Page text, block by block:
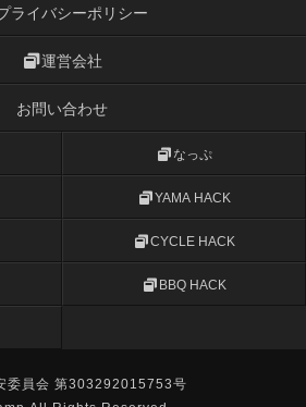
ライバシーポリシー
運営会社
お問い合わせ
なっぷ
YAMA HACK
CYCLE HACK
BBQ HACK
委員会 第303292015753号